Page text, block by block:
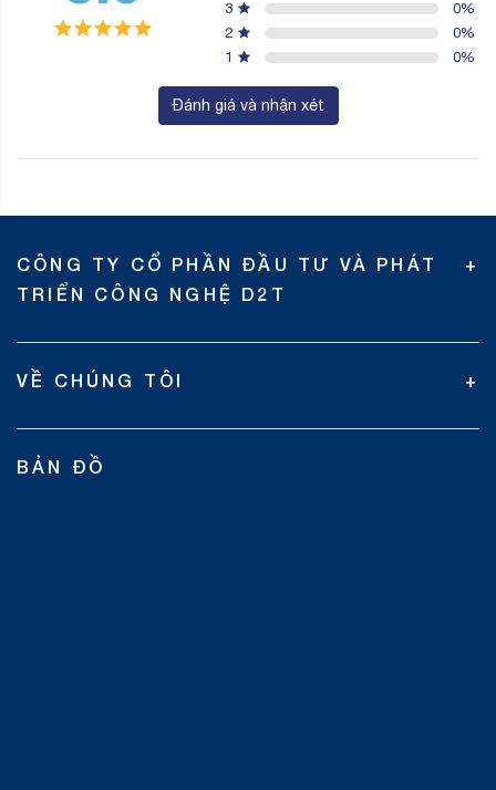
3
0%
2
0%
1
0%
Đánh giá và nhận xét
CÔNG TY CỔ PHẦN ĐẦU TƯ VÀ PHÁT
TRIỂN CÔNG NGHỆ D2T
VỀ CHÚNG TÔI
BẢN ĐỒ